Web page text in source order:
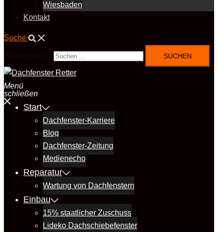
Wiesbaden
Kontakt
Suche
Menü
schließen
Start
Dachfenster-Karriere
Blog
Dachfenster-Zeitung
Medienecho
Reparatur
Wartung von Dachfenstern
Einbau
15% staatlicher Zuschuss
Lideko Dachschiebefenster